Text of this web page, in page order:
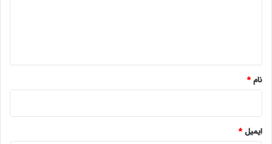
نام*
ایمیل*